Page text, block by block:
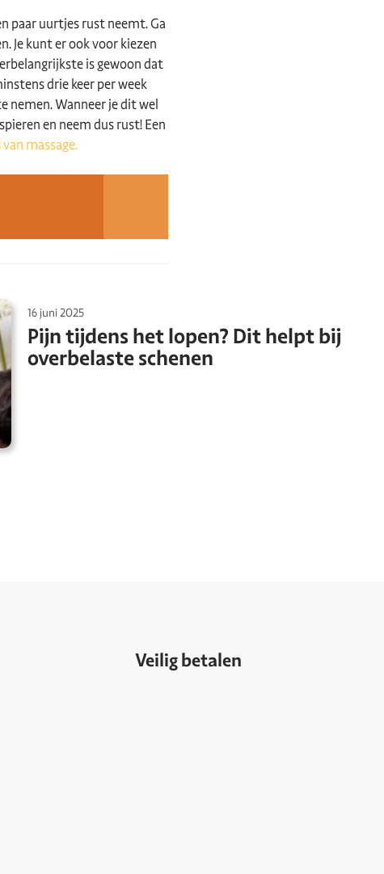
paar uurtjes rust neemt. Ga
Je kunt er ook voor kiezen
is gewoon dat
drie keer per week
nemen. Wanneer je dit wel
en neem dus rust! Een
massage.
16 juni 2025
Pijn tijdens het lopen? Dit helpt bij
overbelaste schenen
Veilig betalen